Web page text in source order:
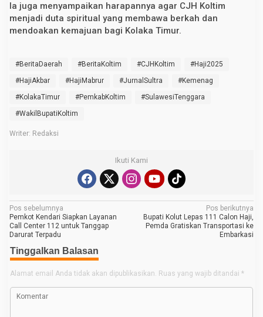
Ia juga menyampaikan harapannya agar CJH Koltim
menjadi duta spiritual yang membawa berkah dan
mendoakan kemajuan bagi Kolaka Timur.
#BeritaDaerah #BeritaKoltim #CJHKoltim
#Haji2025
#HajiAkbar
#HajiMabrur #JurnalSultra
#Kemenag
#KolakaTimur
#PemkabKoltim
#SulawesiTenggara
#WakilBupatiKoltim
Writer: Redaksi
Ikuti Kami
N
a
v
i
g
a
Pos sebelumnya
Pemkot Kendari Siapkan Layanan
Call Center 112 untuk Tanggap
Darurat Terpadu
Pos berikutnya
Bupati Kolut Lepas 111 Calon Haji,
Pemda Gratiskan Transportasi ke
Embarkasi
Tinggalkan Balasan
Alamat email Anda tidak akan dipublikasikan. Ruas yang wajib ditandai *